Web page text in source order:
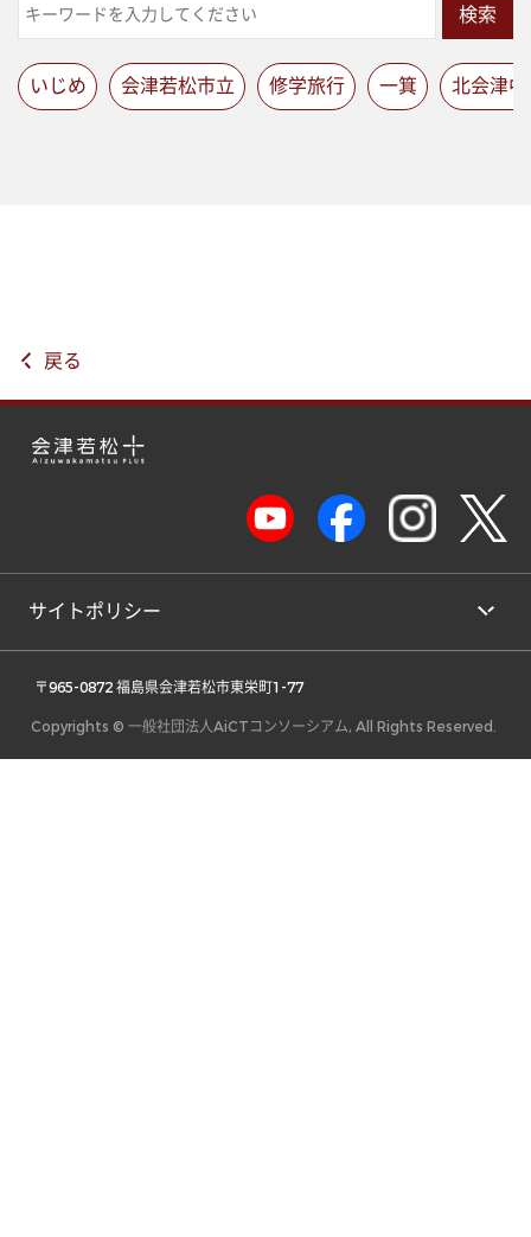
検索
いじめ 会津若松市立 修学旅行 一箕 北会津中
戻る
サイトポリシー
〒965-0872 福島県会津若松市東栄町1-77
Copyrights © 一般社団法人AiCTコンソーシアム, All Rights Reserved.